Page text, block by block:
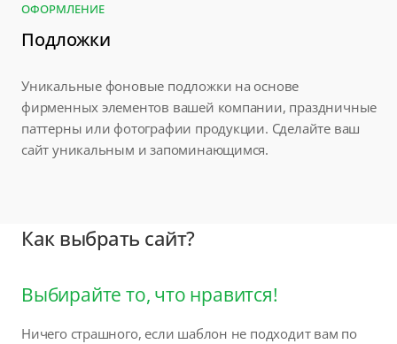
ОФОРМЛЕНИЕ
Подложки
Уникальные фоновые подложки на основе
фирменных элементов вашей компании, праздничные
паттерны или фотографии продукции. Сделайте ваш
сайт уникальным и запоминающимся.
Как выбрать сайт?
Выбирайте то, что нравится!
Ничего страшного, если шаблон не подходит вам по